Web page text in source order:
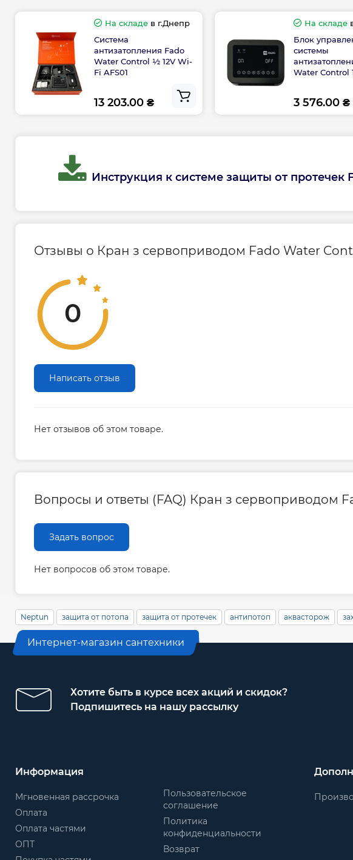
На складе в г.Днепр
Система
антизатопления Fado
Water Control ½ 12V Wi-
Fi AFS01
13 203.00 ₴
На складе
Блок
системы
Water Control
3 576.00 ₴
Инструкция к системе защиты от протечек
Отзывы о Кран з сервоприводом Fado Water
0
Написать отзыв
Нет отзывов об этом товаре.
Вопросы и ответы (FAQ) Кран з сервоприводом
Задать вопрос
Нет вопросов об этом товаре.
Neptun защита от потопа защита от протечек антипотоп аквасторож
Интернет-магазин сантехники
Хотите быть в курсе всех акций и скидок?
Подпишитесь на нашу рассылку
Информация
Мгновенная рассрочка
Оплата
Оплата частями
ОПТ
Пользовательское
соглашение
Политика
конфиденциальности
Возврат